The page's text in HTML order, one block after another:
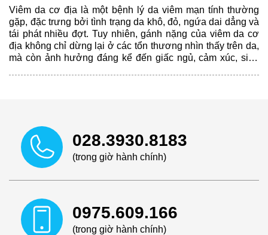
Viêm da cơ địa là một bệnh lý da viêm mạn tính thường
gặp, đặc trưng bởi tình trạng da khô, đỏ, ngứa dai dẳng và
tái phát nhiều đợt. Tuy nhiên, gánh nặng của viêm da cơ
địa không chỉ dừng lại ở các tổn thương nhìn thấy trên da,
mà còn ảnh hưởng đáng kể đến giấc ngủ, cảm xúc, sinh
028.3930.8183
(trong giờ hành chính)
0975.609.166
(trong giờ hành chính)